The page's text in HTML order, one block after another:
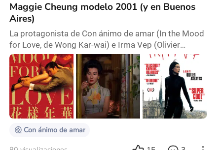
Maggie Cheung modelo 2001 (y en Buenos
Aires)
La protagonista de Con ánimo de amar (In the Mood
for Love, de Wong Kar-wai) e Irma Vep (Olivier
Assayas, 1996) estuvo en Buenos Aires en la tercera
edición del Bafici (cuando nadie o casi nadie le decía
Bafici sino “Festival de cine independiente”). Faltaba
poco para In the Mood for Love se estrenara en los
cines argentinos y pasara a formar parte de la lista de
mejores estrenos del año para much
Con ánimo de amar